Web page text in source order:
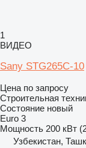
1
ВИДЕО
Sany STG265C-10
Цена по запросу
Строительная
Состояние новый
Euro 3
Мощность 200 кВт
Узбекистан,